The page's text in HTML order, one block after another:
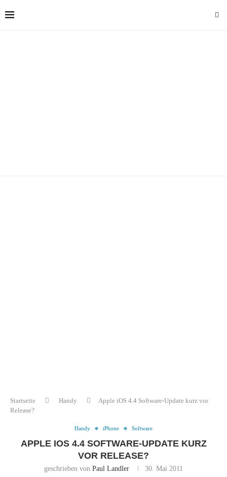
Startseite Handy
Apple iOS 4.4 Software-Update kurz vor
Release?
Handy iPhone Software
APPLE IOS 4.4 SOFTWARE-UPDATE KURZ
VOR RELEASE?
geschrieben von Paul Landler 30. Mai 2011